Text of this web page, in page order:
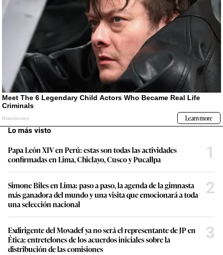
Lo más visto
Papa León XIV en Perú: estas son todas las actividades
confirmadas en Lima, Chiclayo, Cusco y Pucallpa
1
Simone Biles en Lima: paso a paso, la agenda de la gimnasta
más ganadora del mundo y una visita que emocionará a toda
una selección nacional
2
Exdirigente del Movadef ya no será el representante de JP en
Ética: entretelones de los acuerdos iniciales sobre la
distribución de las comisiones
3